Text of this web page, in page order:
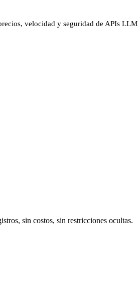
velocidad y seguridad de APIs
sin costos, sin restricciones ocultas.